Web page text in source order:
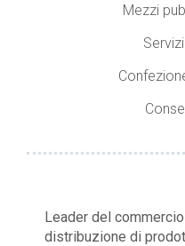
Mezzi
Leader del
distribuzione di